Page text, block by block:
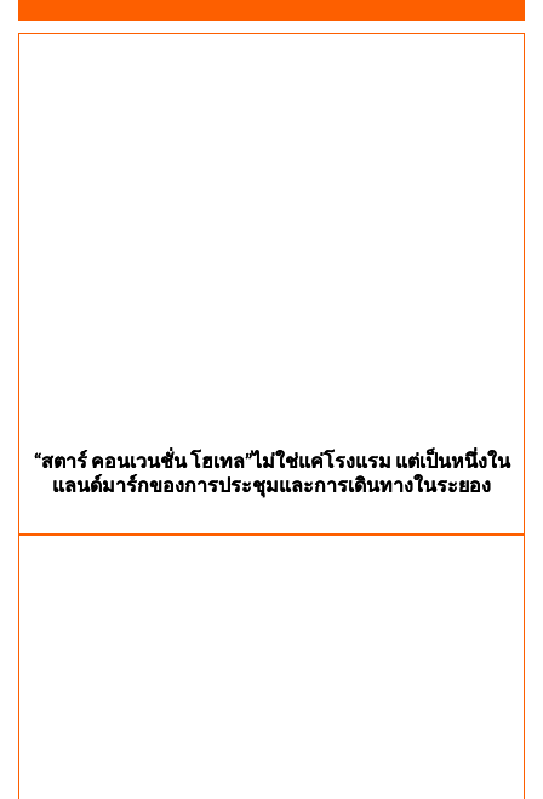
“สตาร์ คอนเวนชั่น โฮเทล”ไม่ใช่แค่โรงแรม แต่เป็นหนึ่งใน
แลนด์มาร์กของการประชุมและการเดินทางในระยอง